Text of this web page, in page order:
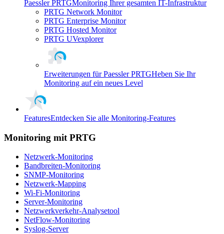
Paessler PRTGMonitoring Ihrer gesamten IT-Infrastruktur
PRTG Network Monitor
PRTG Enterprise Monitor
PRTG Hosted Monitor
PRTG UVexplorer
Erweiterungen für Paessler PRTGHeben Sie Ihr
Monitoring auf ein neues Level
FeaturesEntdecken Sie alle Monitoring-Features
Monitoring mit PRTG
Netzwerk-Monitoring
Bandbreiten-Monitoring
SNMP-Monitoring
Netzwerk-Mapping
Wi-Fi-Monitoring
Server-Monitoring
Netzwerkverkehr-Analysetool
NetFlow-Monitoring
Syslog-Server